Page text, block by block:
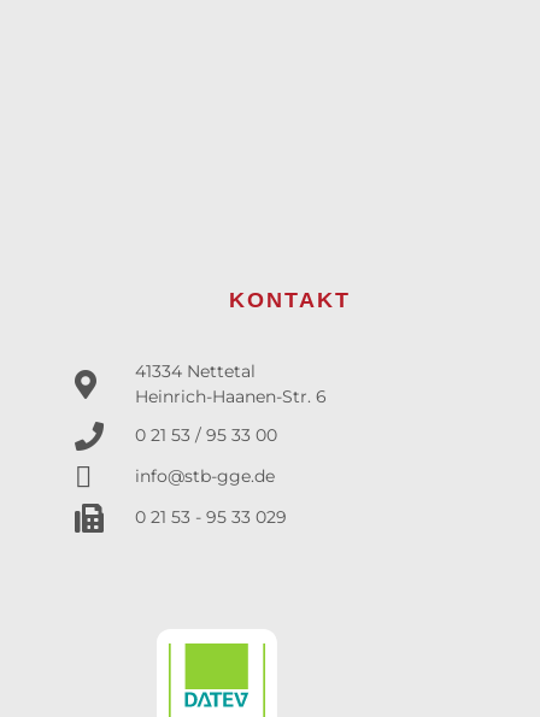
KONTAKT
41334 Nettetal
Heinrich-Haanen-Str. 6
0 21 53 / 95 33 00
info@stb-gge.de
0 21 53 - 95 33 029